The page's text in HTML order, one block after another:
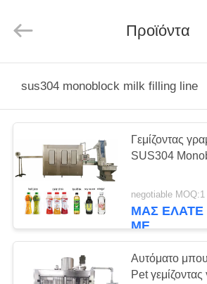
ΠΡΟΪΌΝΤΑ
ΠΕΡΊΠΟΥ
ΕΜΕΊΣ
ΓΎΡΟΣ
ΕΡΓΟΣΤΑΣΊΩΝ
Management
Services
Προϊόντα
sus304 monoblock milk filling line
Γεμίζοντας
SUS304
negotiable
ΜΑΣ
ΜΕ
Αυτόματο
Pet